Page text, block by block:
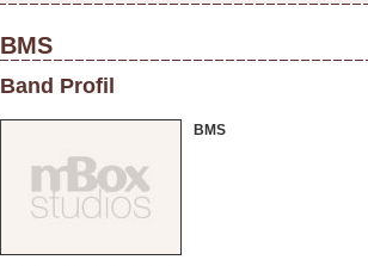
BMS
Band Profil
BMS